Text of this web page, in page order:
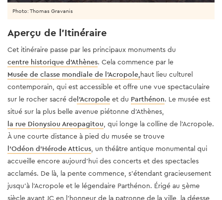
Aperçu de l'Itinéraire
Cet itinéraire passe par les principaux monuments du
centre historique d'Athènes. Cela commence par le
Musée de classe mondiale de l'Acropole, haut lieu culturel
contemporain, qui est accessible et offre une vue spectaculaire
sur le rocher sacré del'Acropole et du Parthénon. Le musée est
situé sur la plus belle avenue piétonne d'Athènes,
la rue Dionysiou Areopagitou , qui longe la colline de l'Acropole.
À une courte distance à pied du musée se trouve
l'Odéon d'Hérode Atticus , un théâtre antique monumental qui
accueille encore aujourd'hui des concerts et des spectacles
acclamés. De là, la pente commence, s'étendant gracieusement
jusqu'à l'Acropole et le légendaire Parthénon. Érigé au 5ème
siècle avant JC en l'honneur de la patronne de la ville, la déesse
Photo: Thomas Gravanis